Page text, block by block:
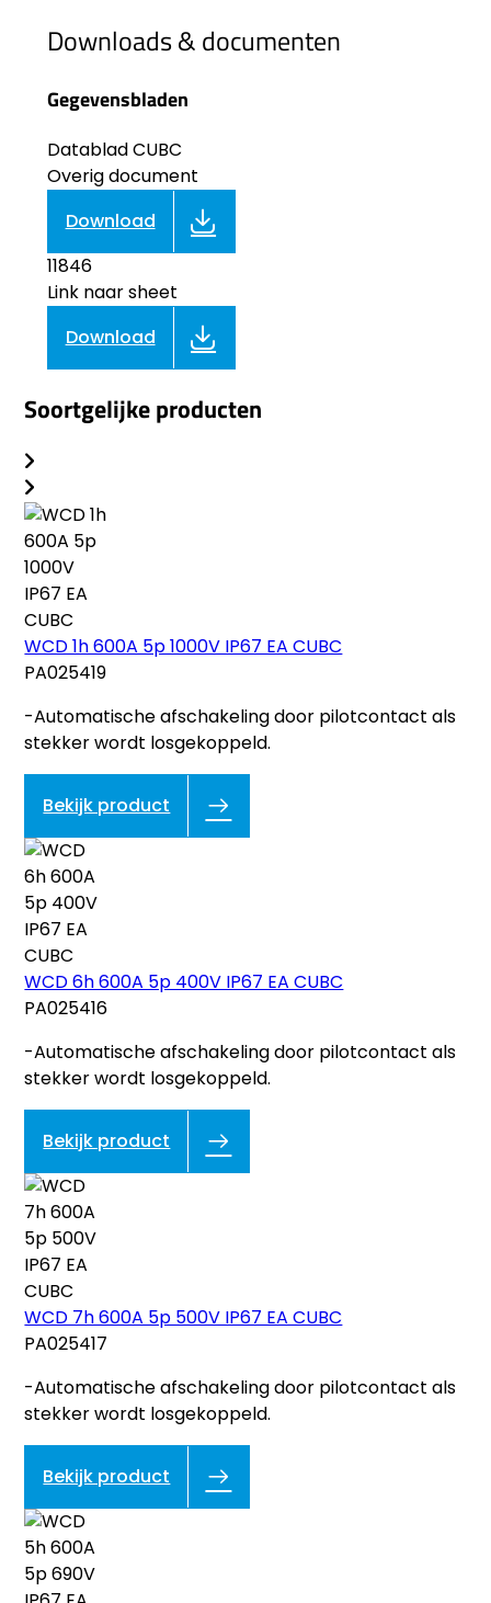
Downloads & documenten
Gegevensbladen
Datablad CUBC
Overig document
Download
11846
Link naar sheet
Download
Soortgelijke producten
WCD 1h 600A 5p 1000V IP67 EA CUBC
PA025419
-Automatische afschakeling door pilotcontact als
stekker wordt losgekoppeld.
Bekijk product
WCD 6h 600A 5p 400V IP67 EA CUBC
PA025416
-Automatische afschakeling door pilotcontact als
stekker wordt losgekoppeld.
Bekijk product
WCD 7h 600A 5p 500V IP67 EA CUBC
PA025417
-Automatische afschakeling door pilotcontact als
stekker wordt losgekoppeld.
Bekijk product